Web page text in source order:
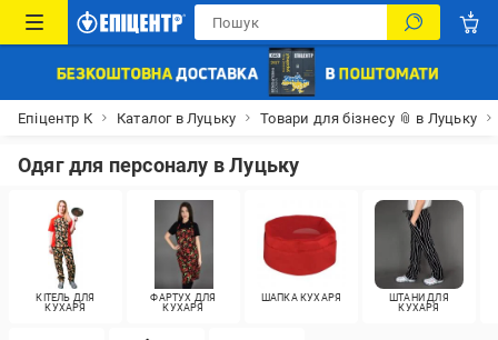
Епіцентр К Каталог в Луцьку Товари для бізнесу 📎 в Луцьку
Одяг для персоналу в Луцьку
КІТЕЛЬ ДЛЯ
КУХАРЯ
ФАРТУХ ДЛЯ
КУХАРЯ
ШАПКА КУХАРЯ
ШТАНИ ДЛЯ
КУХАРЯ